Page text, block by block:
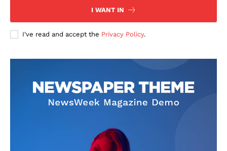
I WANT IN
I've read and accept the Privacy Policy.